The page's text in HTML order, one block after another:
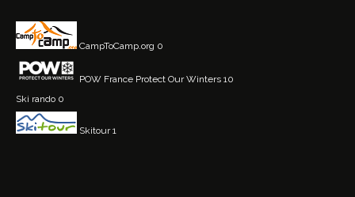
CampToCamp.org 0
POW France Protect Our Winters 10
Ski rando 0
Skitour1